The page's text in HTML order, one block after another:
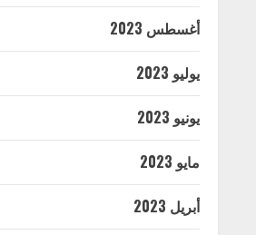
أغسطس 2023
يوليو 2023
يونيو 2023
مايو 2023
أبريل 2023